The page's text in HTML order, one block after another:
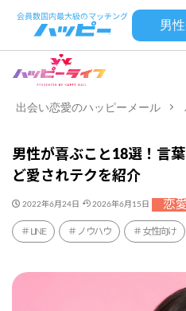
男
出会い恋愛のハッピーメール
男性が喜ぶこと18選！言
ど愛されテクを紹介
2022年6月24日 2026年6月15日 恋
LINE ノウハウ 女性向け